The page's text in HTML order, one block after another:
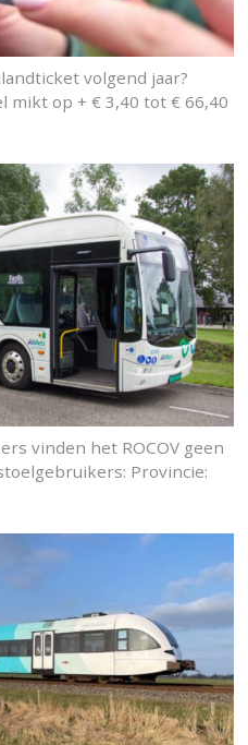
volgend jaar?
mikt op + € 3,40 tot € 66,40
vinden het ROCOV geen
Provincie: